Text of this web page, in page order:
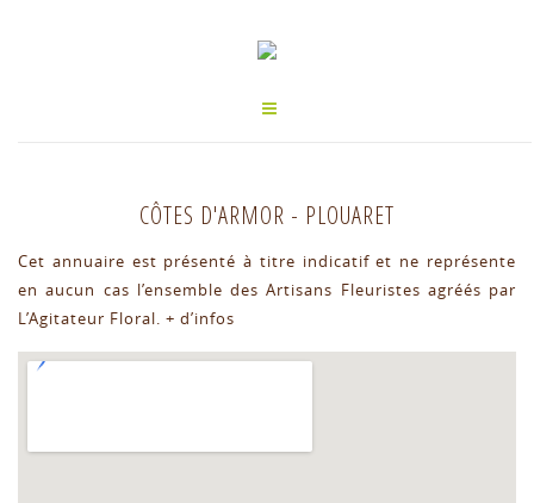
CÔTES D'ARMOR - PLOUARET
Cet annuaire est présenté à titre indicatif et ne représente
en aucun cas l’ensemble des Artisans Fleuristes agréés par
L’Agitateur Floral. + d’infos